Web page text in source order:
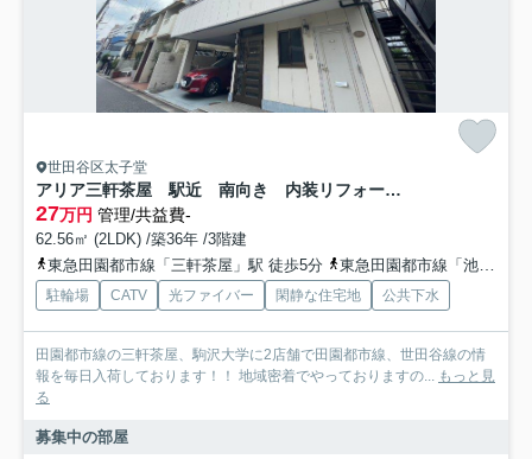
世田谷区太子堂
アリア三軒茶屋 駅近 南向き 内装リフォーム済
27万円 管理/共益費-
62.56㎡ (2LDK) /築36年 /3階建
東急田園都市線「三軒茶屋」駅 徒歩5分
東急田園都市線「池尻大橋」駅 徒歩14分
駐輪場 CATV 光ファイバー 閑静な住宅地 公共下水
田園都市線の三軒茶屋、駒沢大学に2店舗で田園都市線、世田谷線の情
報を毎日入荷しております！！ 地域密着でやっておりますの... もっと見
る
募集中の部屋